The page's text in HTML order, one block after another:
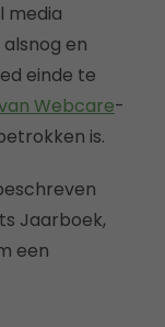
media
en
einde te
Webcare-
is.
Jaarboek,
een